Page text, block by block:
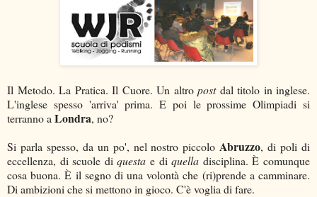
Il Metodo. La Pratica. Il Cuore. Un altro postdal titolo in inglese.
L'inglese spesso 'arriva' prima. E poi le prossime Olimpiadi si
terranno a Londra, no?
Si parla spesso, da un po', nel nostro piccolo Abruzzo, di poli di
eccellenza, di scuole diquesta e diquella disciplina. È comunque
cosa buona. È il segno di una volontà che (ri)prende a camminare.
Di ambizioni che si mettono in gioco. C'è voglia di fare.